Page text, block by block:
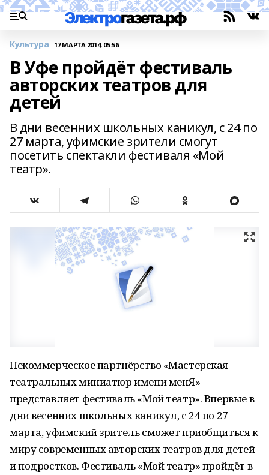
Культура 17 МАРТА 2014, 05:56
В Уфе пройдёт фестиваль
авторских театров для
детей
В дни весенних школьных каникул, с 24 по
27 марта, уфимские зрители смогут
посетить спектакли фестиваля «Мой
театр».
Некоммерческое партнёрство «Мастерская
театральных миниатюр имени менЯ»
представляет фестиваль «Мой театр». Впервые в
дни весенних школьных каникул, с 24 по 27
марта, уфимский зритель сможет приобщиться к
миру современных авторских театров для детей
и подростков. Фестиваль «Мой театр» пройдёт в